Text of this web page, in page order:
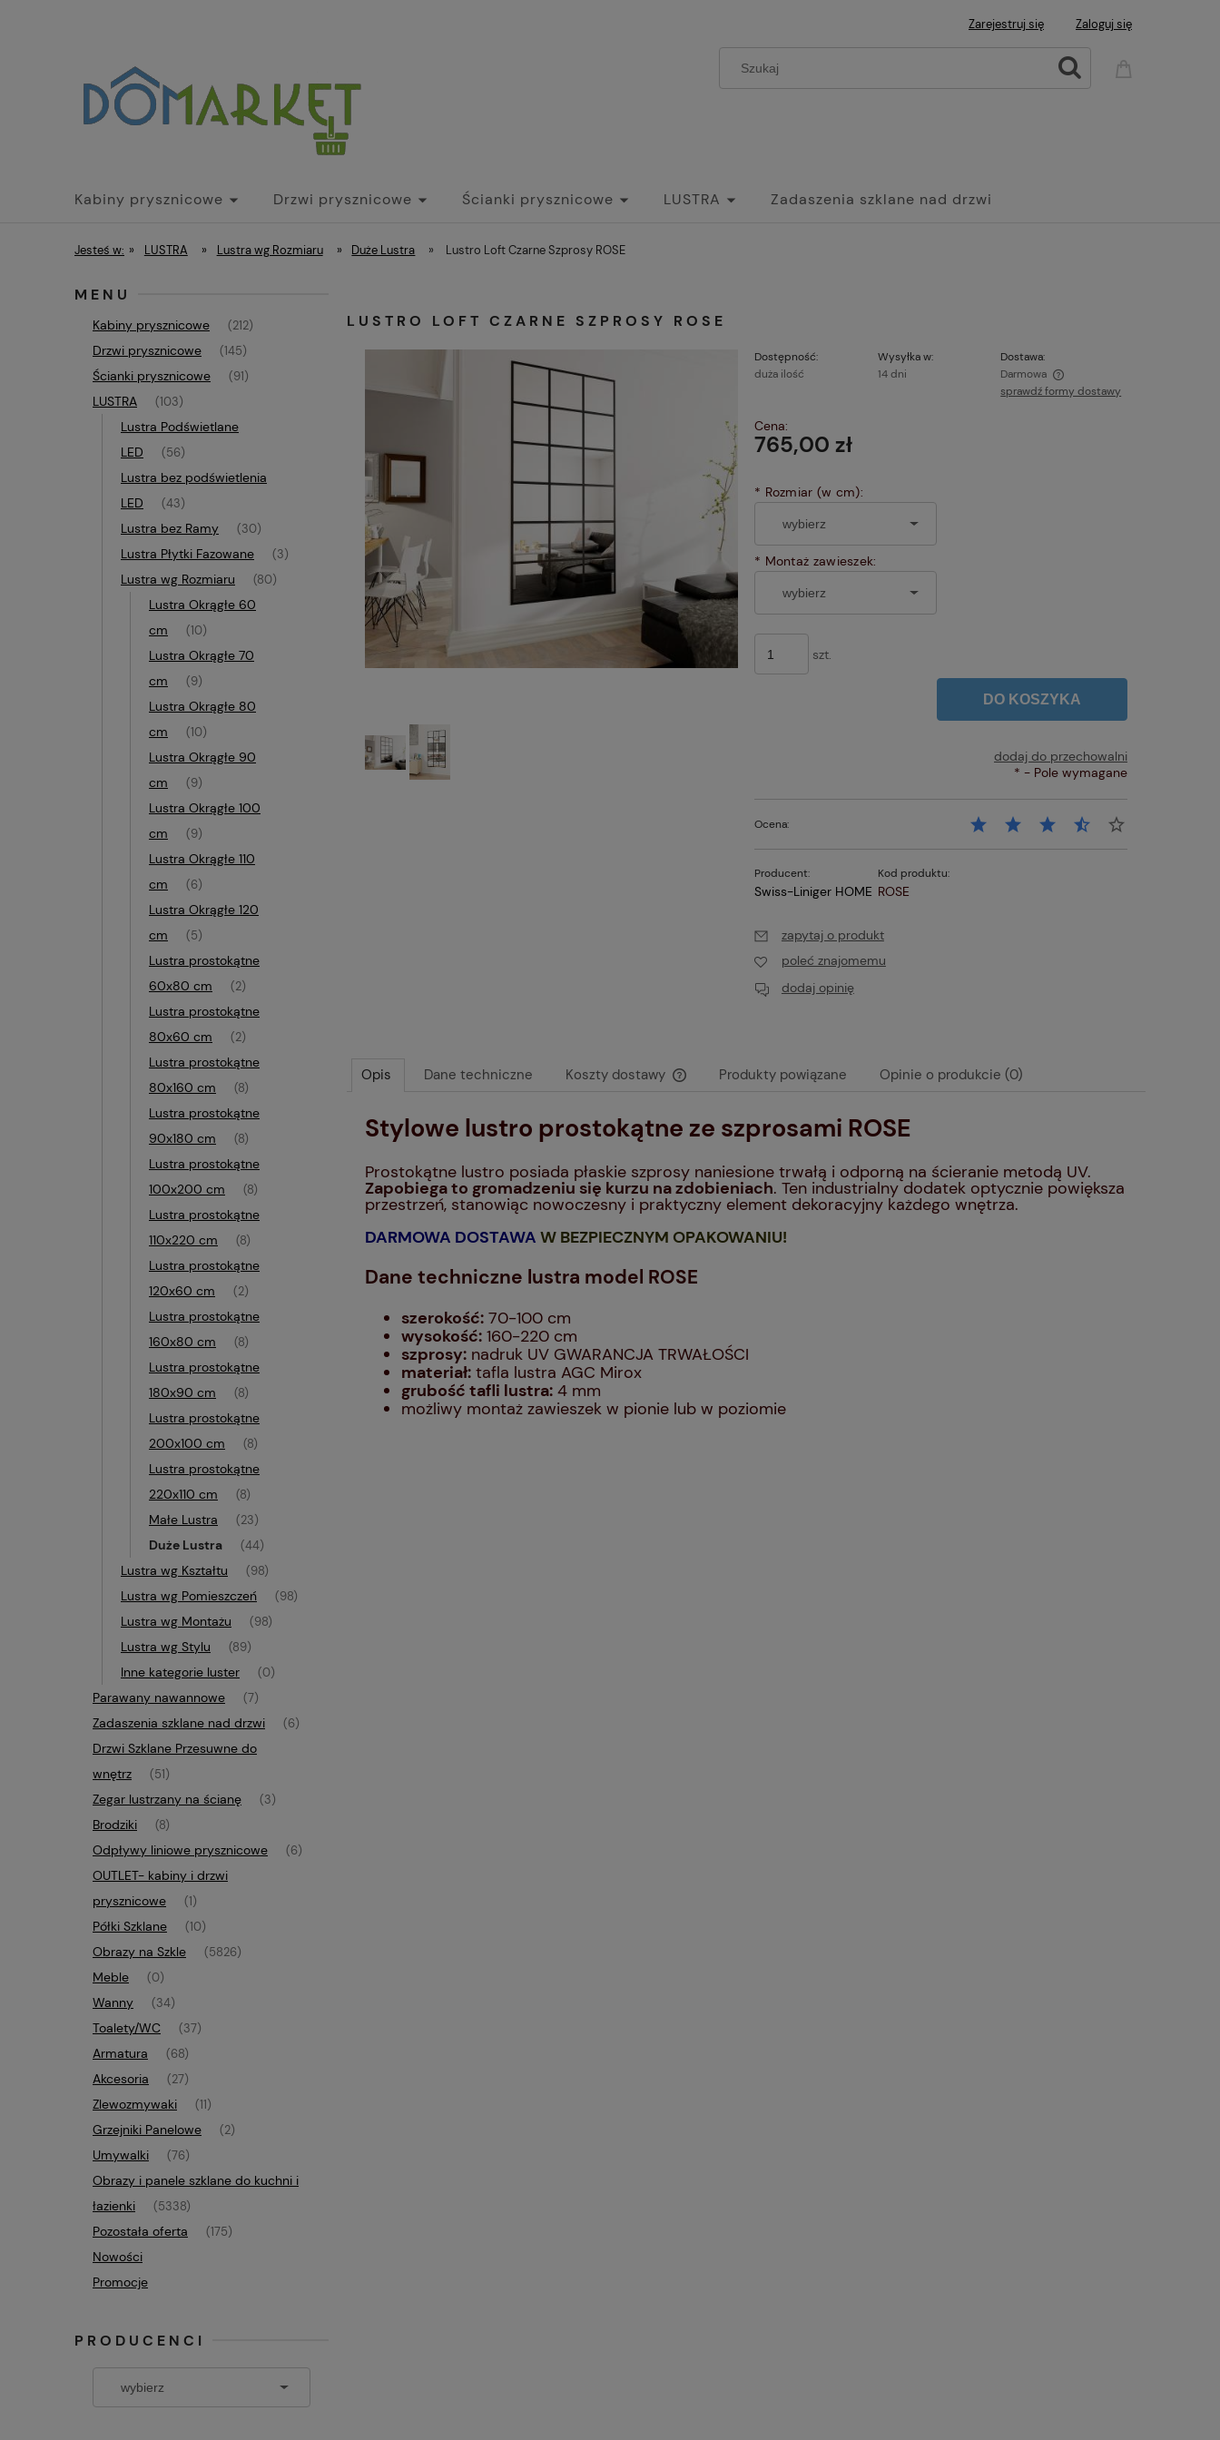
Zarejestruj się Zaloguj się
Kabiny prysznicowe Drzwi prysznicowe Ścianki prysznicowe LUSTRA Zadaszenia szklane nad drzwi
Parawany nawannowe Brodziki Drzwi Szklane Przesuwne do wnętrz
Jesteś w: » LUSTRA » Lustra wg Rozmiaru » Duże Lustra » Lustro Loft Czarne Szprosy ROSE
MENU
Kabiny prysznicowe (212)
Drzwi prysznicowe (145)
Ścianki prysznicowe (91)
LUSTRA (103)
Lustra Podświetlane
LED
(56)
Lustra bez podświetlenia
LED
(43)
Lustra bez Ramy (30)
Lustra Płytki Fazowane (3)
Lustra wg Rozmiaru (80)
Lustra Okrągłe 60
cm
(10)
Lustra Okrągłe 70
cm
(9)
Lustra Okrągłe 80
cm
(10)
Lustra Okrągłe 90
cm
(9)
Lustra Okrągłe 100
cm
(9)
Lustra Okrągłe 110
cm
(6)
Lustra Okrągłe 120
cm
(5)
Lustra prostokątne
60x80 cm
(2)
Lustra prostokątne
80x60 cm
(2)
Lustra prostokątne
80x160 cm
(8)
Lustra prostokątne
90x180 cm
(8)
Lustra prostokątne
100x200 cm
(8)
Lustra prostokątne
110x220 cm
(8)
Lustra prostokątne
120x60 cm
(2)
Lustra prostokątne
160x80 cm
(8)
Lustra prostokątne
180x90 cm
(8)
Lustra prostokątne
200x100 cm
(8)
Lustra prostokątne
220x110 cm
(8)
Małe Lustra (23)
Duże Lustra (44)
Lustra wg Kształtu (98)
Lustra wg Pomieszczeń (98)
Lustra wg Montażu (98)
Lustra wg Stylu (89)
Inne kategorie luster (0)
Parawany nawannowe (7)
Zadaszenia szklane nad drzwi (6)
Drzwi Szklane Przesuwne do
wnętrz
(51)
Zegar lustrzany na ścianę (3)
Brodziki (8)
Odpływy liniowe prysznicowe (6)
OUTLET- kabiny i drzwi
prysznicowe
(1)
Półki Szklane (10)
Obrazy na Szkle (5826)
Meble (0)
Wanny (34)
Toalety/WC (37)
Armatura (68)
Akcesoria (27)
Zlewozmywaki (11)
Grzejniki Panelowe (2)
Umywalki (76)
Obrazy i panele szklane do kuchni i
łazienki
(5338)
Pozostała oferta (175)
Nowości
Promocje
PRODUCENCI
LUSTRO LOFT CZARNE SZPROSY ROSE
Dostępność:
duża ilość
Wysyłka w:
14 dni
Dostawa:
Darmowa
sprawdź formy dostawy
Cena:
765,00 zł
* Rozmiar (w cm):
* Montaż zawieszek:
szt.
DO KOSZYKA
dodaj do przechowalni
* - Pole wymagane
Ocena:
Producent:
Swiss-Liniger HOME
Kod produktu:
ROSE
zapytaj o produkt
poleć znajomemu
dodaj opinię
Opis Dane techniczne Koszty dostawy
Cena nie zawiera ewentualnych kosztów
płatności
Produkty powiązane Opinie o produkcie (0)
Stylowe lustro prostokątne ze szprosami ROSE
Prostokątne lustro posiada płaskie szprosy naniesione trwałą i odporną na ścieranie metodą UV.
Zapobiega to gromadzeniu się kurzu na zdobieniach. Ten industrialny dodatek optycznie powiększa
przestrzeń, stanowiąc nowoczesny i praktyczny element dekoracyjny każdego wnętrza.
DARMOWA DOSTAWA W BEZPIECZNYM OPAKOWANIU!
Dane techniczne lustra model ROSE
szerokość: 70-100 cm
wysokość: 160-220 cm
szprosy: nadruk UV GWARANCJA TRWAŁOŚCI
materiał: tafla lustra AGC Mirox
grubość tafli lustra: 4 mm
możliwy montaż zawieszek w pionie lub w poziomie